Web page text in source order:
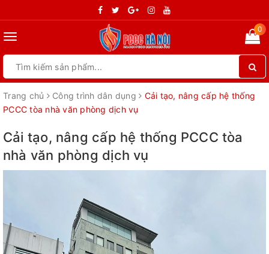
Toggle
0
Trang chủ Công trình dân dụng
Cải tạo, nâng cấp hệ thống
PCCC tòa nhà văn phòng dịch vụ
Cải tạo, nâng cấp hệ thống PCCC tòa
nhà văn phòng dịch vụ